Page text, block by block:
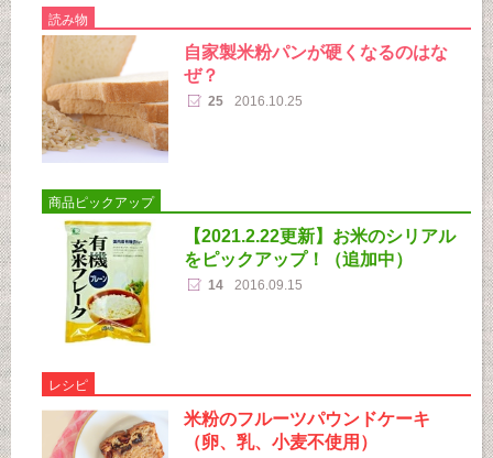
読み物
自家製米粉パンが硬くなるのはな
ぜ？
25 2016.10.25
商品ピックアップ
【2021.2.22更新】お米のシリアル
をピックアップ！（追加中）
14 2016.09.15
レシピ
米粉のフルーツパウンドケーキ
（卵、乳、小麦不使用）